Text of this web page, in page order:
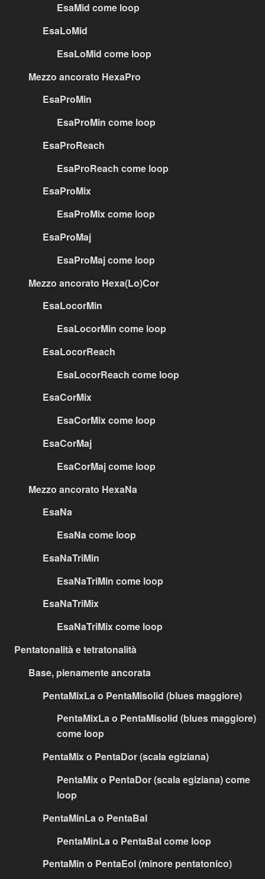
EsaMid come loop
EsaLoMid
EsaLoMid come loop
Mezzo ancorato HexaPro
EsaProMin
EsaProMin come loop
EsaProReach
EsaProReach come loop
EsaProMix
EsaProMix come loop
EsaProMaj
EsaProMaj come loop
Mezzo ancorato Hexa(Lo)Cor
EsaLocorMin
EsaLocorMin come loop
EsaLocorReach
EsaLocorReach come loop
EsaCorMix
EsaCorMix come loop
EsaCorMaj
EsaCorMaj come loop
Mezzo ancorato HexaNa
EsaNa
EsaNa come loop
EsaNaTriMin
EsaNaTriMin come loop
EsaNaTriMix
EsaNaTriMix come loop
Pentatonalità e tetratonalità
Base, pienamente ancorata
PentaMixLa o PentaMisolid (blues maggiore)
PentaMixLa o PentaMisolid (blues maggiore)
come loop
PentaMix o PentaDor (scala egiziana)
PentaMix o PentaDor (scala egiziana) come
loop
PentaMinLa o PentaBal
PentaMinLa o PentaBal come loop
PentaMin o PentaEol (minore pentatonico)